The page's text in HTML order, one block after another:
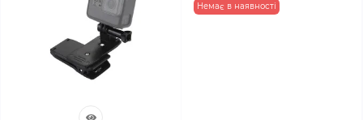
Немає в наявності